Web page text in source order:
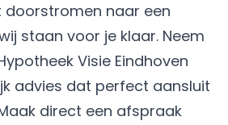
doorstromen naar een
staan voor je klaar. Neem
Visie Eindhoven
advies dat perfect aansluit
direct een afspraak